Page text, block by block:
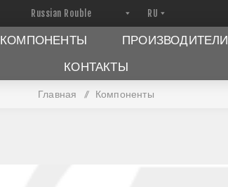
КОМПОНЕНТЫ ПРОИЗВОДИТЕЛИ
КОНТАКТЫ
Главная / Компоненты